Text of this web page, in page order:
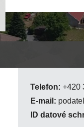
Telefon: +420
E-mail:
ID datové